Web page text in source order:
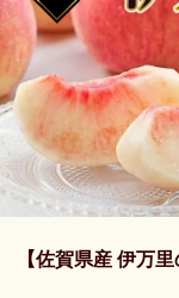
【佐賀県産 伊万